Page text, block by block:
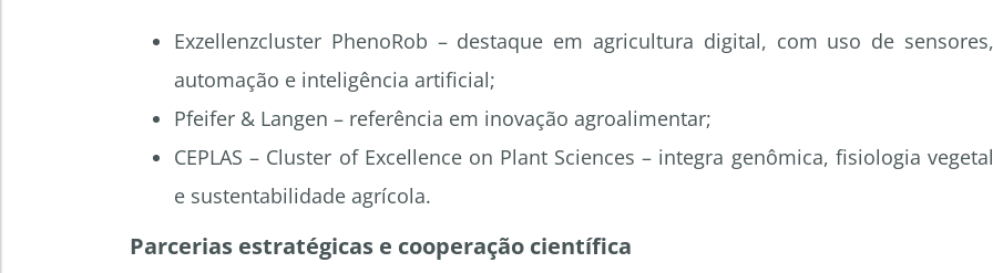
Exzellenzcluster PhenoRob – destaque em agricultura digital, com uso de sensores,
automação e inteligência artificial;
Pfeifer & Langen – referência em inovação agroalimentar;
CEPLAS – Cluster of Excellence on Plant Sciences – integra genômica, fisiologia vegetal
e sustentabilidade agrícola.
Parcerias estratégicas e cooperação científica